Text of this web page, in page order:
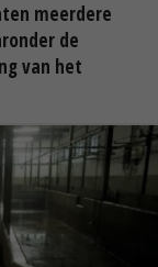
meerdere
de
van het